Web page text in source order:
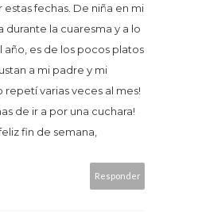
estas fechas. De niña en mi
durante la cuaresma y a lo
año, es de los pocos platos
a mi padre y mi
repetí varias veces al mes!
de ir a por una cuchara!
fin de semana,
Responder